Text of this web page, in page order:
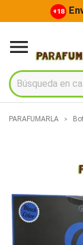
+18

PARAFUMARLA